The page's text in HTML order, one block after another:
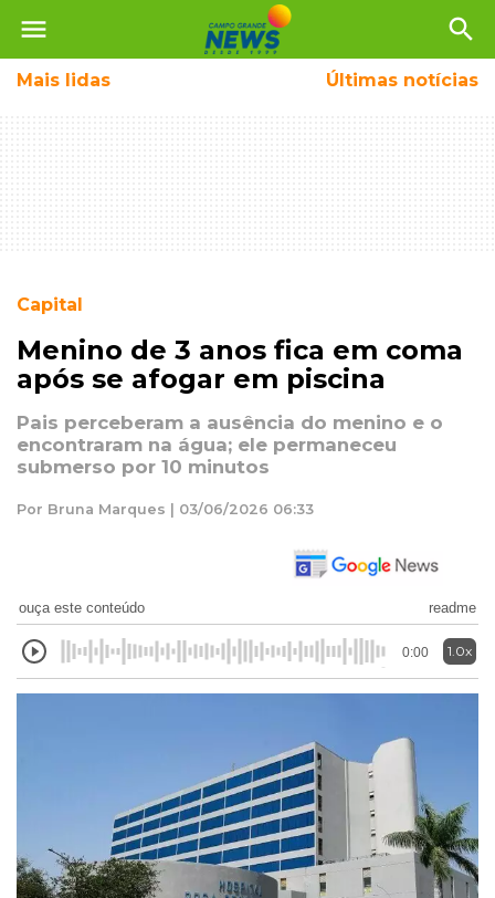
menu search
Mais lidas Últimas notícias
Capital
Menino de 3 anos fica em coma
após se afogar em piscina
Pais perceberam a ausência do menino e o
encontraram na água; ele permaneceu
submerso por 10 minutos
Por Bruna Marques | 03/06/2026 06:33
ouça este conteúdo readme
0:00 1.0x